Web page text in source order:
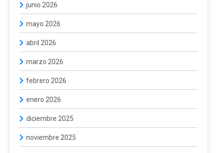
junio 2026
mayo 2026
abril 2026
marzo 2026
febrero 2026
enero 2026
diciembre 2025
noviembre 2025